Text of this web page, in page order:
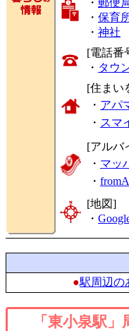
・ 郵便
・ 保育
・ 神社
[電話番
・ タウ
[住まい
・ アパ
・ スマ
[アルバ
・ マッ
・ fromA
[地図]
・
●駅周辺の
「東小泉駅」